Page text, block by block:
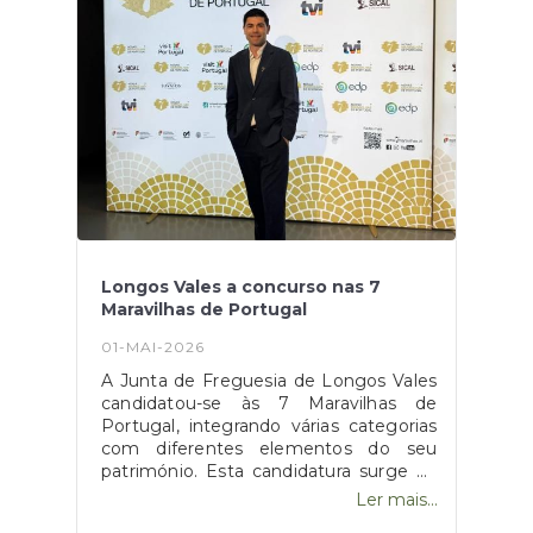
experiência com
comodidade.As inscrições e o respetivo
pagamento encontram-se a decorrer e
podem ser efetuados na Sede da
Junta de Freguesia de Longos Vales ou
junto de qualquer membro do
Executivo.A Junta de Freguesia
convida toda a população a participar
nesta iniciativa, que promete
proporcionar um dia repleto de
convívio, tradição e boas memórias.
Longos Vales a concurso nas 7
Maravilhas de Portugal
01-MAI-2026
A Junta de Freguesia de Longos Vales
candidatou-se às 7 Maravilhas de
Portugal, integrando várias categorias
com diferentes elementos do seu
património. Esta candidatura surge na
continuidade da estratégia de
Ler mais...